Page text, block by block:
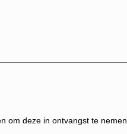
om deze in ontvangst te nemen.